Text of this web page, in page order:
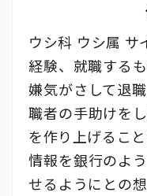
ウシ科 ウシ属 サ
経験、就職する
嫌気がさして退
職者の手助けを
を作り上げるこ
情報を銀行のよ
せるようにとの